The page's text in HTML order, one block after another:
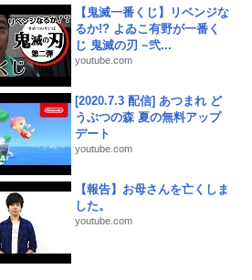
【鬼滅一番くじ】リベンジな
るか!? よゐこ有野が一番く
じ 鬼滅の刃 ~弐...
youtube.com
[2020.7.3 配信] あつまれ ど
うぶつの森 夏の無料アップ
デート
youtube.com
【報告】お母さんを亡くしま
した。
youtube.com